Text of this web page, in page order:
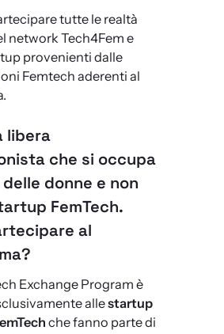
tutte le realtà
network Tech4Fem e
provenienti dalle
Femtech aderenti al
libera
che si occupa
donne e non
FemTech.
al
Exchange Program è
allestartup
che fanno parte di